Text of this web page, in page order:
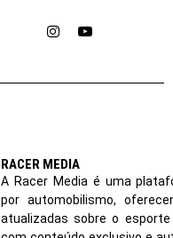
InstagramYouTube
RACER MEDIA
A Racer Media é uma
por automobilismo,
atualizadas sobre o